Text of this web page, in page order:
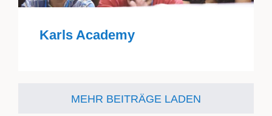
Karls Academy
MEHR BEITRÄGE LADEN